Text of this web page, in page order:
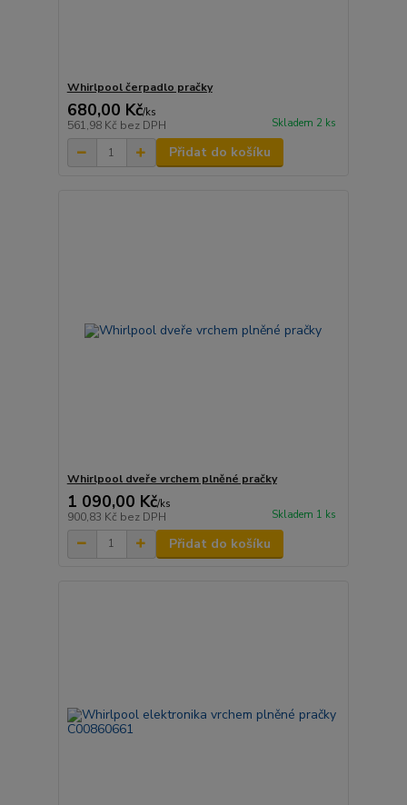
Whirlpool čerpadlo pračky
680,00 Kč/ks
561,98 Kč bez DPH Skladem 2 ks
Přidat do košíku
Whirlpool dveře vrchem plněné pračky
1 090,00 Kč/ks
900,83 Kč bez DPH Skladem 1 ks
Přidat do košíku